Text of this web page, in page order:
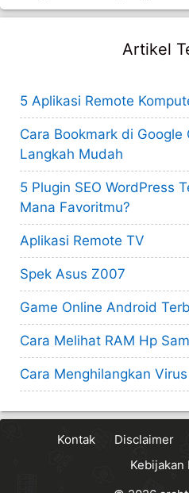
Artikel
5 Aplikasi Remote
Cara Bookmark di Google
Langkah Mudah
5 Plugin SEO WordPress
Mana Favoritmu?
Aplikasi Remote TV
Spek Asus Z007
Game Online Android
Cara Melihat RAM Hp
Cara Menghilangkan
Kontak Disclaimer
Kebijakan